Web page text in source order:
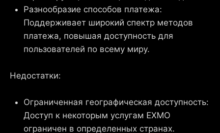
Разнообразие способов платежа:
Поддерживает широкий спектр методов
платежа, повышая доступность для
пользователей по всему миру.
Недостатки:
Ограниченная географическая доступность:
Доступ к некоторым услугам EXMO
ограничен в определенных странах.